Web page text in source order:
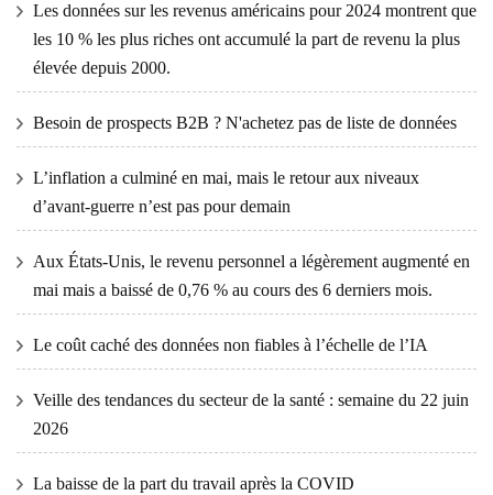
Les données sur les revenus américains pour 2024 montrent que
les 10 % les plus riches ont accumulé la part de revenu la plus
élevée depuis 2000.
Besoin de prospects B2B ? N'achetez pas de liste de données
L’inflation a culminé en mai, mais le retour aux niveaux
d’avant-guerre n’est pas pour demain
Aux États-Unis, le revenu personnel a légèrement augmenté en
mai mais a baissé de 0,76 % au cours des 6 derniers mois.
Le coût caché des données non fiables à l’échelle de l’IA
Veille des tendances du secteur de la santé : semaine du 22 juin
2026
La baisse de la part du travail après la COVID